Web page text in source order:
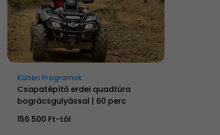
Kültéri Programok
Csapatépítő erdei quadtúra
bográcsgulyással | 60 perc
156 500 Ft-tól